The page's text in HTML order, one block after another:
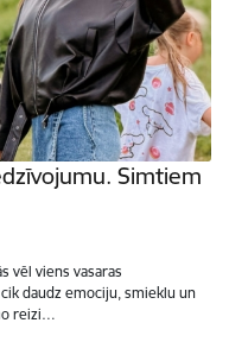
Simtiem
vēl viens vasaras
daudz emociju, smieklu un
reizi…